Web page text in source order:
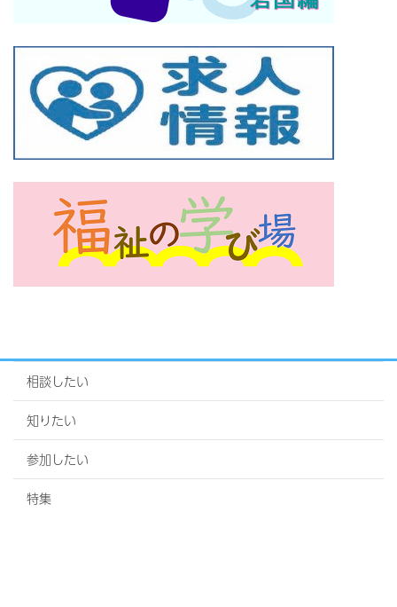
相談したい
知りたい
参加したい
特集